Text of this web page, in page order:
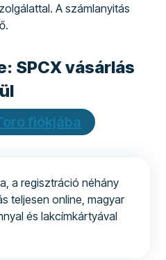
A számlanyitás
SPCX vásárlás
fiókjába
a regisztráció néhány
teljesen online, magyar
és lakcímkártyával